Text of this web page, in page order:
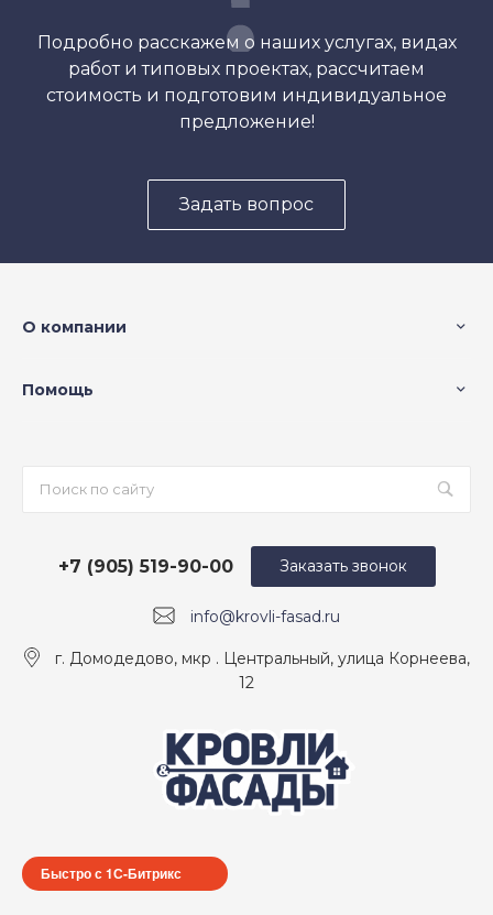
Подробно расскажем о наших услугах, видах
работ и типовых проектах, рассчитаем
стоимость и подготовим индивидуальное
предложение!
Задать вопрос
О компании
Помощь
info@krovli-fasad.ru
+7 (905) 519-90-00
г. Домодедово, мкр . Центральный, улица Корнеева,
12
Заказать звонок
Быстро с 1С-Битрикс